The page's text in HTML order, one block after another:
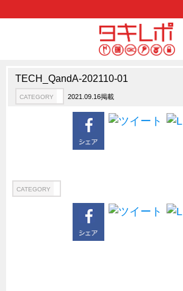
CATEGORY
新製品ロケットニュース
ハイセキュリティ錠前TAKシリーズ
TECH_QandA-202110-01
CATEGORY 2021.09.16掲載
CATEGORY